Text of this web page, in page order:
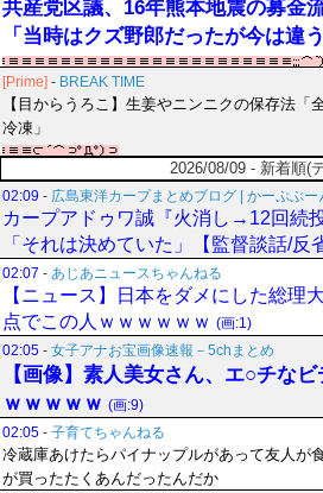
共産党区議、16年熊本地震の募金
「当時はクズ野郎だったが今は違
[Prime] - BREAK TIME
【目からうろこ】生姜やニンニクの保存法「
冷凍」
2026/08/09 - 新着順(
02:09 - 広島東洋カープまとめブログ | かーぷぶー
カープアドゥワ誠『火消し→12回続
「それは決めていた」【監督談話/反
02:07 - あじあニュースちゃんねる
【ニュース】日本をダメにした総理
点でこの人ｗｗｗｗｗｗ (画:1)
02:05 - 女子アナお宝画像速報－5chまとめ
【画像】素人美女さん、エ○チな
ｗｗｗｗｗ (画:9)
02:05 - 子育てちゃんねる
冷蔵庫あけたらパイナップルがあって友人が
が買ったたくあんだったんだか